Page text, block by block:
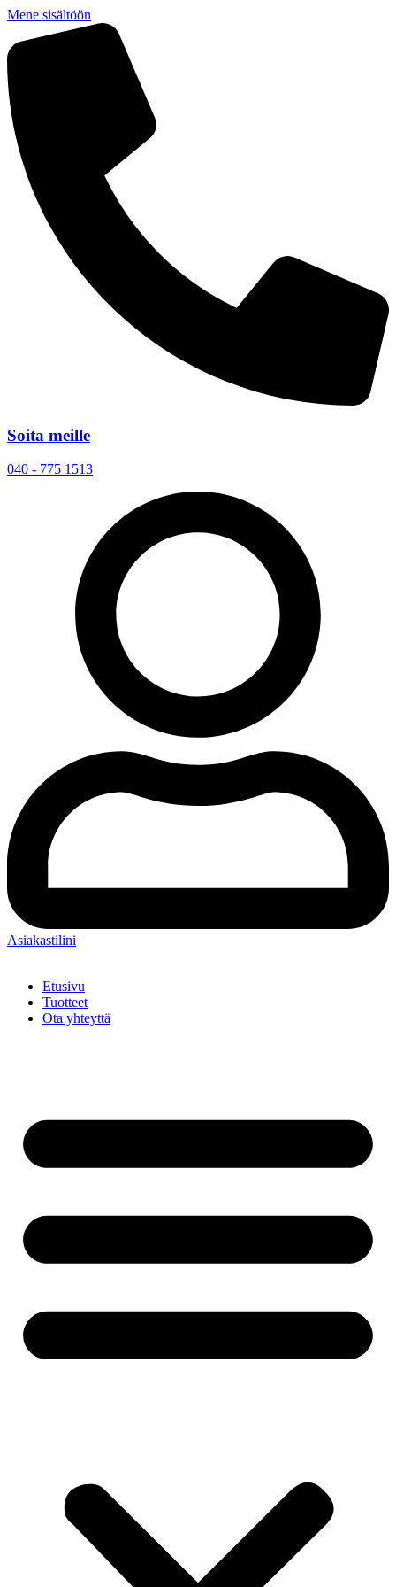
Mene sisältöön
Soita meille
040 - 775 1513
Asiakastilini
Etusivu
Tuotteet
Ota yhteyttä